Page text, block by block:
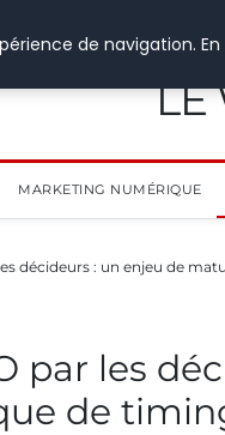
LE
MARKETING NUMÉRIQUE
décideurs : un enjeu de
par les
de
de navigation.